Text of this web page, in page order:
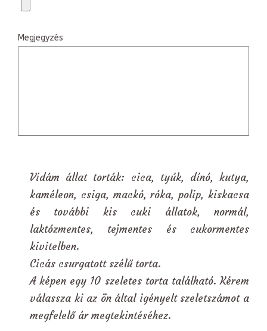
Megjegyzés
Vidám állat torták: cica, tyúk, dínó, kutya,
kaméleon, csiga, mackó, róka, polip, kiskacsa
és további kis cuki állatok, normál,
laktózmentes, tejmentes és cukormentes
kivitelben.
Cicás csurgatott szélű torta.
A képen egy 10 szeletes torta található. Kérem
válassza ki az ön által igényelt szeletszámot a
megfelelő ár megtekintéséhez.